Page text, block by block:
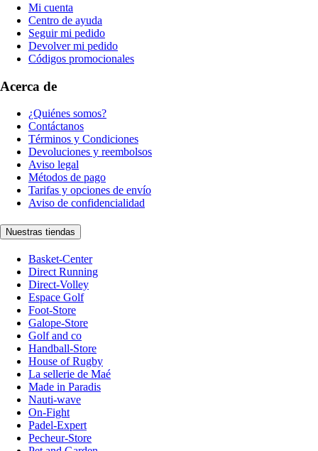
Mi cuenta
Centro de ayuda
Seguir mi pedido
Devolver mi pedido
Códigos promocionales
Acerca de
¿Quiénes somos?
Contáctanos
Términos y Condiciones
Devoluciones y reembolsos
Aviso legal
Métodos de pago
Tarifas y opciones de envío
Aviso de confidencialidad
Nuestras tiendas
Basket-Center
Direct Running
Direct-Volley
Espace Golf
Foot-Store
Galope-Store
Golf and co
Handball-Store
House of Rugby
La sellerie de Maé
Made in Paradis
Nauti-wave
On-Fight
Padel-Expert
Pecheur-Store